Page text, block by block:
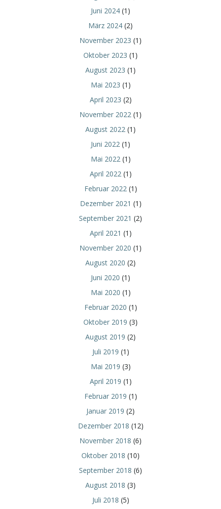
Juni 2024 (1)
März 2024 (2)
November 2023 (1)
Oktober 2023 (1)
August 2023 (1)
Mai 2023 (1)
April 2023 (2)
November 2022 (1)
August 2022 (1)
Juni 2022 (1)
Mai 2022 (1)
April 2022 (1)
Februar 2022 (1)
Dezember 2021 (1)
September 2021 (2)
April 2021 (1)
November 2020 (1)
August 2020 (2)
Juni 2020 (1)
Mai 2020 (1)
Februar 2020 (1)
Oktober 2019 (3)
August 2019 (2)
Juli 2019 (1)
Mai 2019 (3)
April 2019 (1)
Februar 2019 (1)
Januar 2019 (2)
Dezember 2018 (12)
November 2018 (6)
Oktober 2018 (10)
September 2018 (6)
August 2018 (3)
Juli 2018 (5)